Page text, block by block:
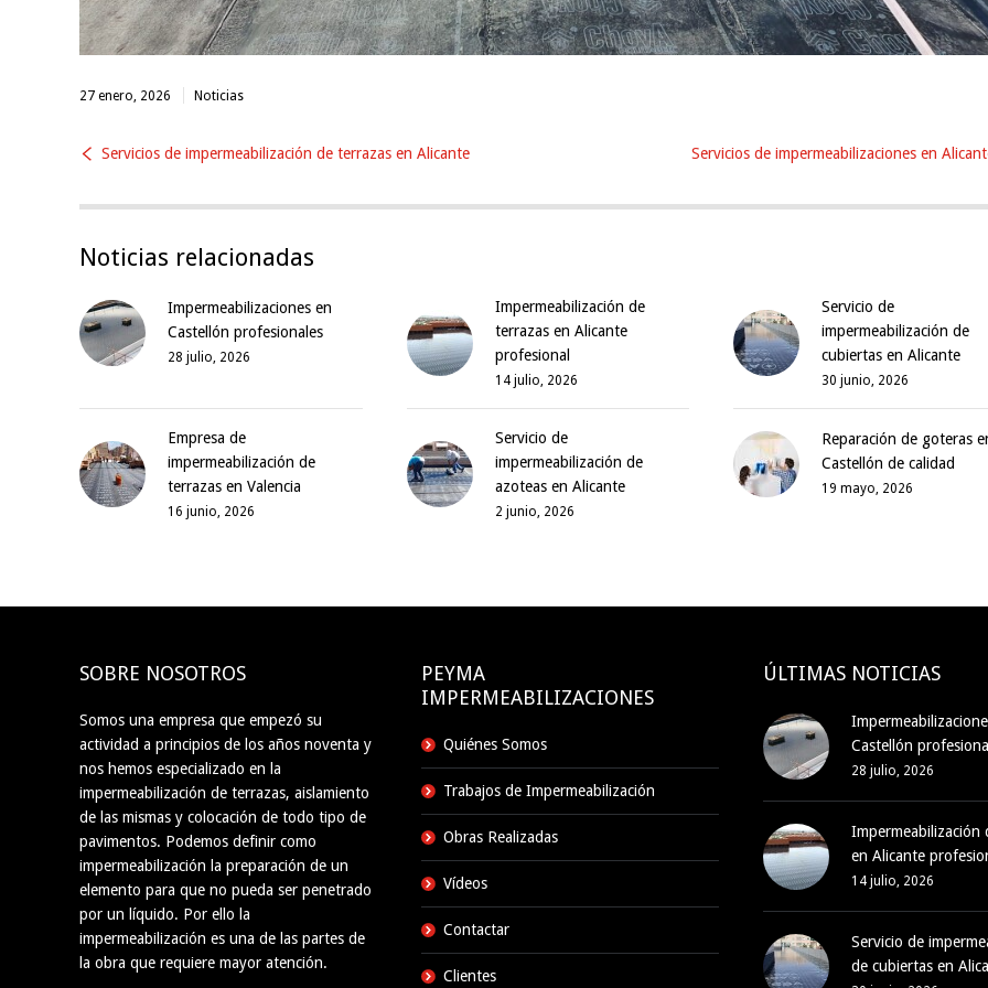
27 enero, 2026 Noticias
Servicios de impermeabilización de terrazas en Alicante Servicios de impermeabilizaciones en
Noticias relacionadas
Impermeabilizaciones en
Castellón profesionales
28 julio, 2026
Impermeabilización de
terrazas en Alicante
profesional
14 julio, 2026
Servicio de
impermeabilización de
cubiertas en Alicante
30 junio, 2026
Empresa de
impermeabilización de
terrazas en Valencia
16 junio, 2026
Servicio de
impermeabilización de
azoteas en Alicante
2 junio, 2026
Reparación de goteras
Castellón de calidad
19 mayo, 2026
SOBRE NOSOTROS
Somos una empresa que empezó su
actividad a principios de los años noventa y
nos hemos especializado en la
impermeabilización de terrazas, aislamiento
de las mismas y colocación de todo tipo de
pavimentos. Podemos definir como
impermeabilización la preparación de un
elemento para que no pueda ser penetrado
por un líquido. Por ello la
impermeabilización es una de las partes de
la obra que requiere mayor atención.
PEYMA
IMPERMEABILIZACIONES
Quiénes Somos
Trabajos de Impermeabilización
Obras Realizadas
Vídeos
Contactar
Clientes
ÚLTIMAS NOTICIAS
Castellón
28 julio, 2026
Impermeabilización
en Alicante
14 julio, 2026
Servicio de
de cubiertas en